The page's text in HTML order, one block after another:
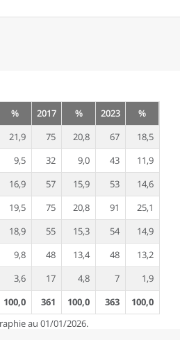
% 2017 % 2023
%
21,9 75 20,8 67
18,5
9,5 32 9,0 43
11,9
16,9 57 15,9 53
14,6
19,5 75 20,8 91
25,1
18,9 55 15,3 54
14,9
9,8 48 13,4 48
13,2
3,6 17 4,8 7
1,9
100,0 361 100,0 363
100,0
au 01/01/2026.